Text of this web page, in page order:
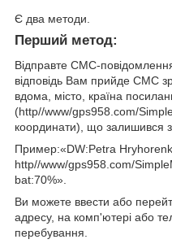
Є два методи.
Перший метод:
Відправте СМС-
відповідь Вам прийде СМС
вдома, місто, країна
(http//www/gps958.com/
координати), що залишився
Пример:«DW:Petra
http//www/gps958.com/
bat:70%».
Ви можете ввести або
адресу, на комп'ютері або
перебування.